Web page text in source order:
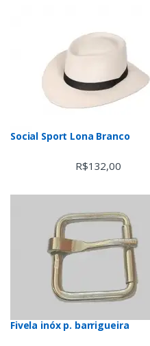
Social Sport Lona Branco
R$132,00
Fivela inóx p. barrigueira